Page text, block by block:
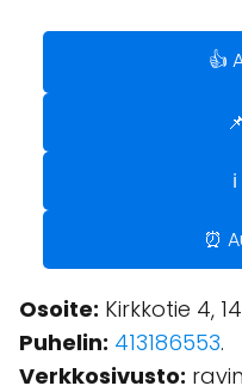
👍
⏰
Osoite: Kirkkotie 4,
Puhelin: 413186553.
Verkkosivusto: